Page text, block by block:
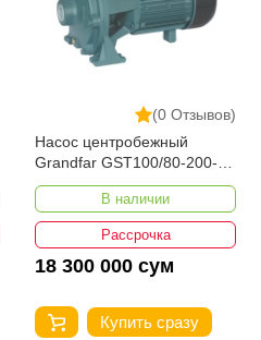
(0 Отзывов)
Насос центробежный
Grandfar GST100/80-200-
300
В наличии
Рассрочка
18 300 000 сум
Купить сразу